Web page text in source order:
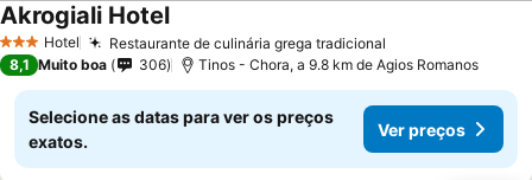
3 EstrelasHotel Restaurante de culinária grega tradicional
Akrogiali Hotel
8,1 Muito boa 306 Tinos - Chora, a 9.8 km de Agios Romanos
Selecione as datas para ver os preços
exatos.
Ver preços